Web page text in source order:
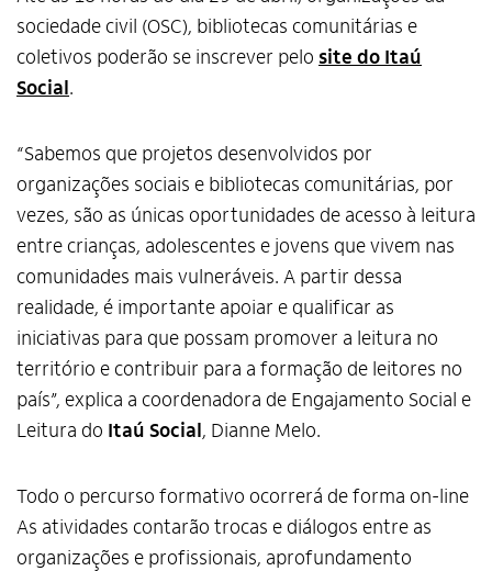
sociedade civil (OSC), bibliotecas comunitárias e
coletivos poderão se inscrever pelo site do Itaú
Social.
“Sabemos que projetos desenvolvidos por
organizações sociais e bibliotecas comunitárias, por
vezes, são as únicas oportunidades de acesso à leitura
entre crianças, adolescentes e jovens que vivem nas
comunidades mais vulneráveis. A partir dessa
realidade, é importante apoiar e qualificar as
iniciativas para que possam promover a leitura no
território e contribuir para a formação de leitores no
país”, explica a coordenadora de Engajamento Social e
Leitura do Itaú Social, Dianne Melo.
Todo o percurso formativo ocorrerá de forma on-line
As atividades contarão trocas e diálogos entre as
organizações e profissionais, aprofundamento